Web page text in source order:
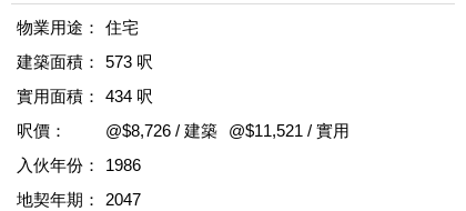
物業用途：
住宅
建築面積：
573 呎
實用面積：
434 呎
呎價：
@$8,726 / 建築
@$11,521 / 實用
入伙年份：
1986
地契年期：
2047